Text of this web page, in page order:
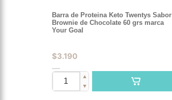
Barra de Proteina Keto Twentys Sabor
Brownie de Chocolate 60 grs marca
Your Goal
$3.190
▲
▼